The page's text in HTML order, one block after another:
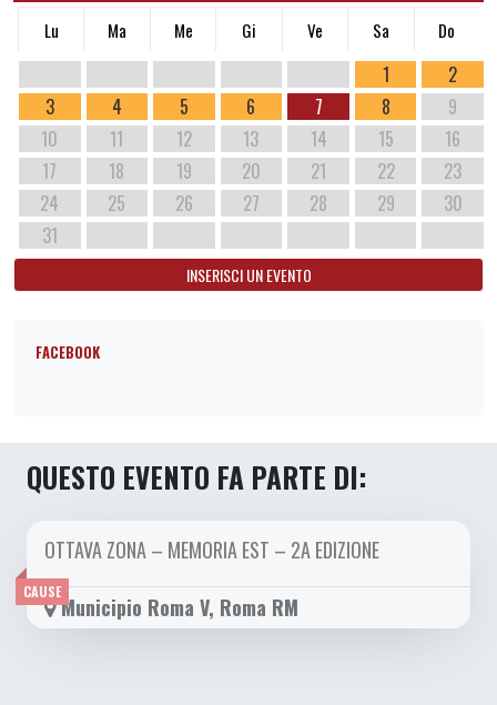
Lu Ma Me Gi Ve Sa Do
1
2
3
4 5 6 7 8
9
10
11 12 13 14 15
16
17
18 19 20 21 22
23
24
25 26 27 28 29
30
31
INSERISCI UN EVENTO
FACEBOOK
QUESTO EVENTO FA PARTE DI:
CAUSE
DA SAB 01/04 A LUN 24/04 2023
OTTAVA ZONA – MEMORIA EST – 2A EDIZIONE
Municipio Roma V, Roma RM